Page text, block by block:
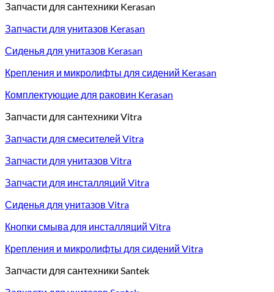
Запчасти для сантехники Kerasan
Запчасти для унитазов Kerasan
Сиденья для унитазов Kerasan
Крепления и микролифты для сидений Kerasan
Комплектующие для раковин Kerasan
Запчасти для сантехники Vitra
Запчасти для смесителей Vitra
Запчасти для унитазов Vitra
Запчасти для инсталляций Vitra
Сиденья для унитазов Vitra
Кнопки смыва для инсталляций Vitra
Крепления и микролифты для сидений Vitra
Запчасти для сантехники Santek